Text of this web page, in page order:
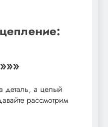
деталь, а целый
рассмотрим